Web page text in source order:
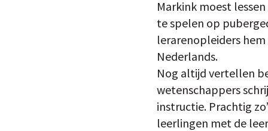
Markink moest
te spelen op
lerarenopleiders
Nederlands.
Nog altijd vertellen
wetenschappers
instructie. Prachtig
leerlingen met de